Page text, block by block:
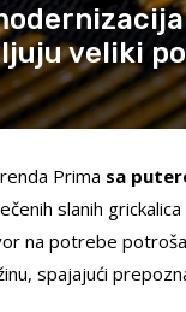
veliki
Prima sa
slanih
na potrebe
spajajući